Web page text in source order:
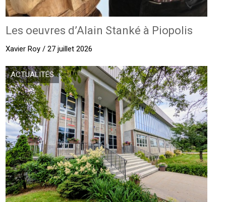
Les oeuvres d’Alain Stanké à Piopolis
Xavier Roy / 27 juillet 2026
ACTUALITÉS